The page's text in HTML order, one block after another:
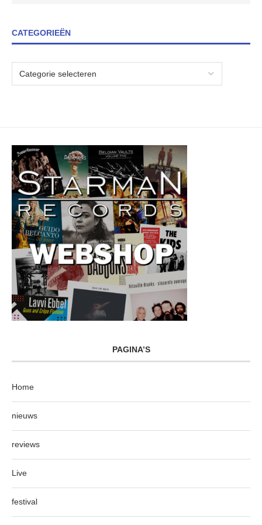
CATEGORIEËN
PAGINA’S
Home
nieuws
reviews
Live
festival